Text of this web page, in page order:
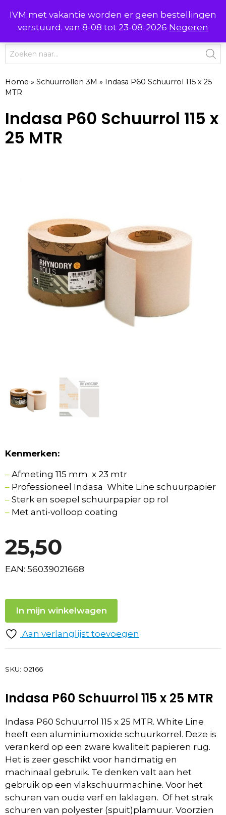
IVM met vakantie worden er geen bestellingen
verstuurd. van 8-08 tot 23-08-2026 Negeren
naar
inhoud
0 MENU
Producten
zoeken
Home » Schuurrollen 3M » Indasa P60 Schuurrol 115 x 25
MTR
Indasa P60 Schuurrol 115 x
25 MTR
Kenmerken:
– Afmeting 115 mm x 23 mtr
– Professioneel Indasa White Line schuurpapier
– Sterk en soepel schuurpapier op rol
– Met anti-volloop coating
25,50
EAN: 56039021668
In mijn winkelwagen
Aan verlanglijst toevoegen
SKU: 02166
Indasa P60 Schuurrol 115 x 25 MTR
Indasa P60 Schuurrol 115 x 25 MTR. White Line
heeft een aluminiumoxide schuurkorrel. Deze is
verankerd op een zware kwaliteit papieren rug.
Het is zeer geschikt voor handmatig en
machinaal gebruik. Te denken valt aan het
gebruik op een vlakschuurmachine. Voor het
schuren van oude verf en laklagen. Of het strak
schuren van polyester (spuit)plamuur. Voorzien